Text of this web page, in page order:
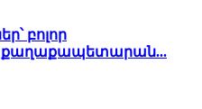
բոլոր
քաղաքապետարան...